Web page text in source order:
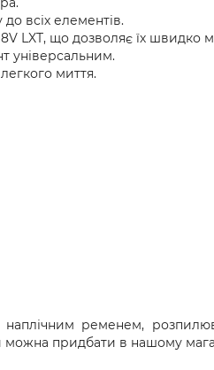
всіх елементів.
LXT, що дозволяє їх швидко
універсальним.
миття.
наплічним ременем,
можна придбати в нашому